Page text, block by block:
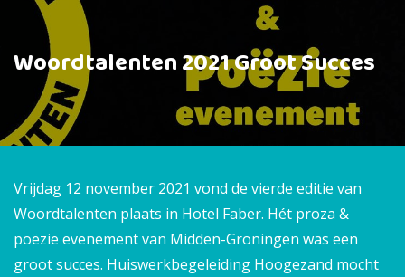
Woordtalenten 2021 Groot Succes
Vrijdag 12 november 2021 vond de vierde editie van
Woordtalenten plaats in Hotel Faber. Hét proza &
poëzie evenement van Midden-Groningen was een
groot succes. Huiswerkbegeleiding Hoogezand mocht